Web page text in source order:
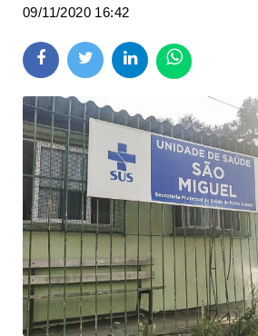
09/11/2020 16:42